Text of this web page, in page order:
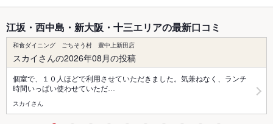
江坂・西中島・新大阪・十三エリアの最新口コミ
和食ダイニング ごちそう村 豊中上新田店
スカイさんの2026年08月の投稿
個室で、１０人ほどで利用させていただきました。気兼ねなく、ランチ
時間いっぱい使わせていただ…
スカイさん